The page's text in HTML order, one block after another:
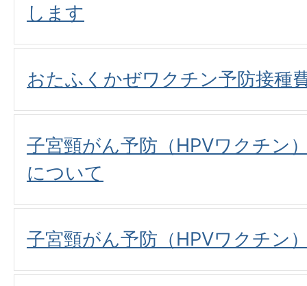
します
おたふくかぜワクチン予防接種
子宮頸がん予防（HPVワクチン
について
子宮頸がん予防（HPVワクチン